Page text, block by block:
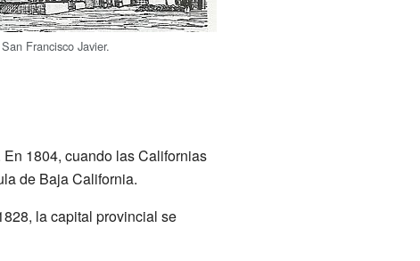
Francisco Javier.
En 1804, cuando las Californias
de Baja California.
la capital provincial se